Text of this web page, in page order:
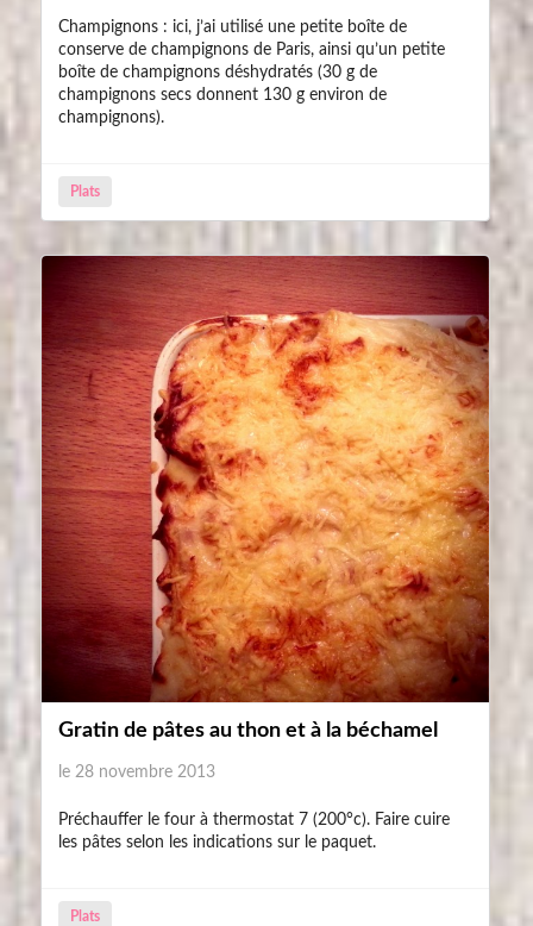
Champignons : ici, j’ai utilisé une petite boîte de
conserve de champignons de Paris, ainsi qu’un petite
boîte de champignons déshydratés (30 g de
champignons secs donnent 130 g environ de
champignons).
Plats
Gratin de pâtes au thon et à la béchamel
le 28 novembre 2013
Préchauffer le four à thermostat 7 (200°c). Faire cuire
les pâtes selon les indications sur le paquet.
Plats